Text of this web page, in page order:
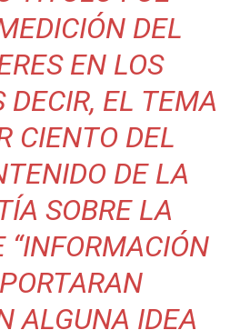
DEL
EN LOS
DECIR, EL TEMA
CIENTO DEL
DE LA
SOBRE LA
“INFORMACIÓN
ALGUNA IDEA